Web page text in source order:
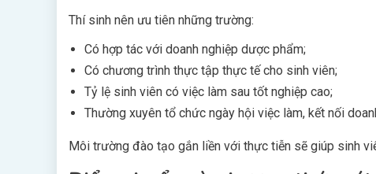
Thí sinh nên ưu tiên những trường:
Có hợp tác với doanh nghiệp dược phẩm;
Có chương trình thực tập thực tế cho sinh viên;
Tỷ lệ sinh viên có việc làm sau tốt nghiệp cao;
Thường xuyên tổ chức ngày hội việc làm, kết nối
Môi trường đào tạo gắn liền với thực tiễn sẽ giúp sinh